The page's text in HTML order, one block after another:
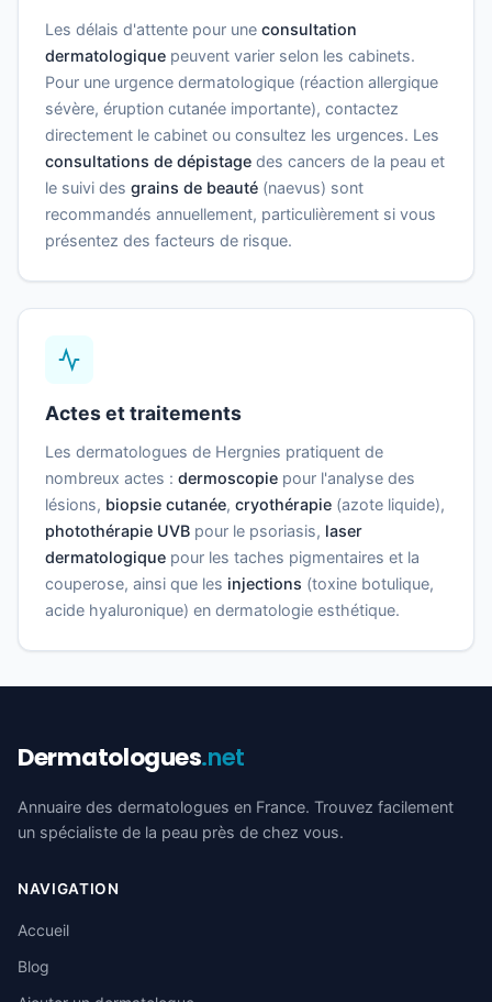
Les délais d'attente pour une consultation
dermatologique peuvent varier selon les cabinets.
Pour une urgence dermatologique (réaction allergique
sévère, éruption cutanée importante), contactez
directement le cabinet ou consultez les urgences. Les
consultations de dépistage des cancers de la peau et
le suivi des grains de beauté (naevus) sont
recommandés annuellement, particulièrement si vous
présentez des facteurs de risque.
Actes et traitements
Les dermatologues de Hergnies pratiquent de
nombreux actes : dermoscopie pour l'analyse des
lésions, biopsie cutanée, cryothérapie (azote liquide),
photothérapie UVB pour le psoriasis, laser
dermatologique pour les taches pigmentaires et la
couperose, ainsi que les injections (toxine botulique,
acide hyaluronique) en dermatologie esthétique.
Dermatologues.net
Annuaire des dermatologues en France. Trouvez facilement
un spécialiste de la peau près de chez vous.
NAVIGATION
Accueil
Blog